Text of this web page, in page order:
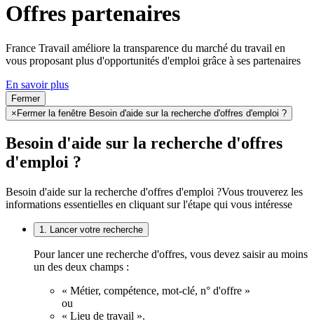
Offres partenaires
France Travail améliore la transparence du marché du travail en
vous proposant plus d'opportunités d'emploi grâce à ses partenaires
En savoir plus
Fermer
×Fermer la fenêtre Besoin d'aide sur la recherche d'offres d'emploi ?
Besoin d'aide sur la recherche d'offres
d'emploi ?
Besoin d'aide sur la recherche d'offres d'emploi ?Vous trouverez les
informations essentielles en cliquant sur l'étape qui vous intéresse
1. Lancer votre recherche
Pour lancer une recherche d'offres, vous devez saisir au moins
un des deux champs :
« Métier, compétence, mot-clé, n° d'offre »
ou
« Lieu de travail ».